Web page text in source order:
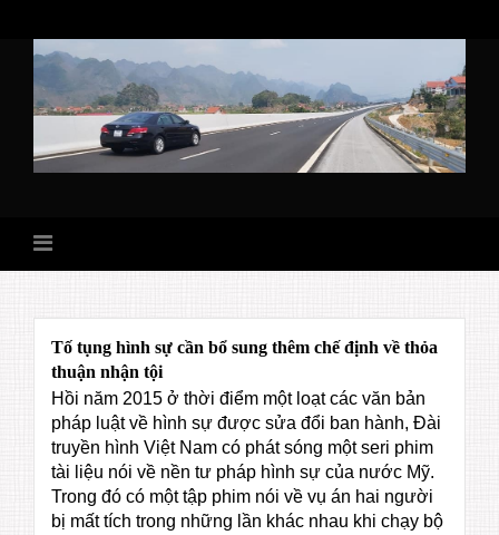
content
Tố tụng hình sự cần bổ sung thêm chế định về thỏa
thuận nhận tội
Hồi năm 2015 ở thời điểm một loạt các văn bản
pháp luật về hình sự được sửa đổi ban hành, Đài
truyền hình Việt Nam có phát sóng một seri phim
tài liệu nói về nền tư pháp hình sự của nước Mỹ.
Trong đó có một tập phim nói về vụ án hai người
bị mất tích trong những lần khác nhau khi chạy bộ